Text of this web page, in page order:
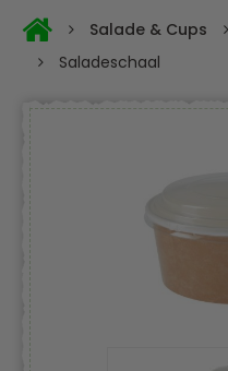
Salade & Cups
Saladeschaal